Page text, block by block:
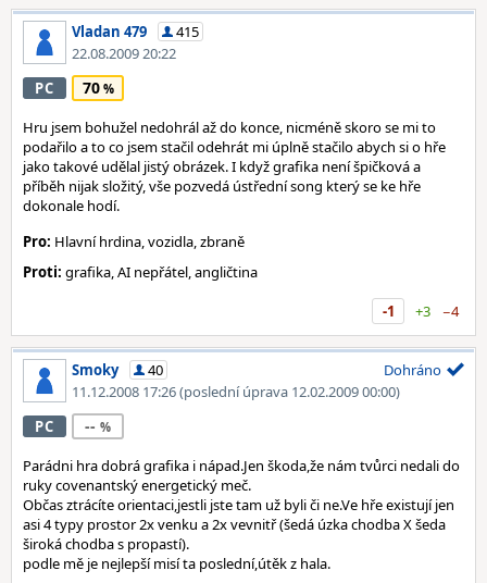
Vladan 479
415
22.08.2009 20:22
PC
70
Hru jsem bohužel nedohrál až do konce, nicméně skoro se mi to
podařilo a to co jsem stačil odehrát mi úplně stačilo abych si o hře
jako takové udělal jistý obrázek. I když grafika není špičková a
příběh nijak složitý, vše pozvedá ústřední song který se ke hře
dokonale hodí.
Pro: Hlavní hrdina, vozidla, zbraně
Proti: grafika, AI nepřátel, angličtina
-1
+3 −4
Smoky
40
11.12.2008 17:26(poslední úprava 12.02.2009 00:00)
Dohráno
PC --
Parádni hra dobrá grafika i nápad.Jen škoda,že nám tvůrci nedali do
ruky covenantský energetický meč.
Občas ztrácíte orientaci,jestli jste tam už byli či ne.Ve hře existují jen
asi 4 typy prostor 2x venku a 2x vevnitř (šedá úzka chodba X šeda
široká chodba s propastí).
podle mě je nejlepší misí ta poslední,útěk z hala.